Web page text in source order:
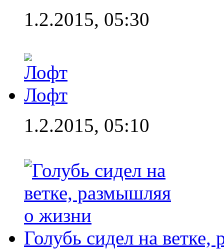
1.2.2015, 05:30
Лофт
1.2.2015, 05:10
Голубь сидел на